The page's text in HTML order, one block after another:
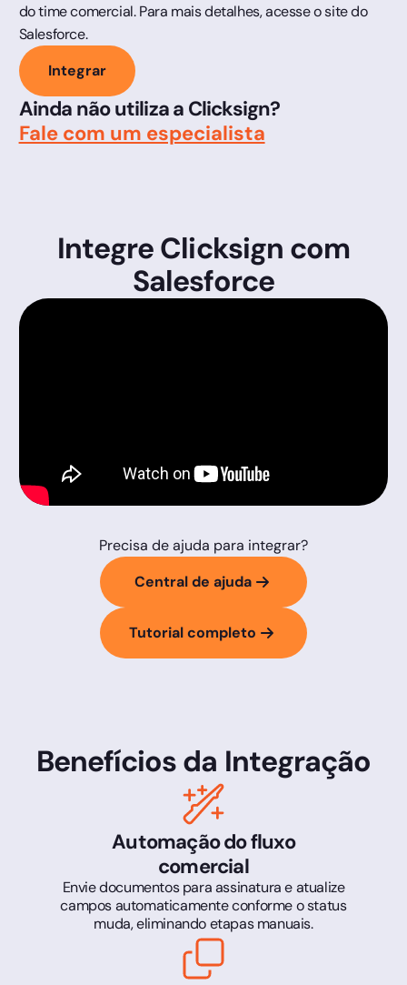
do time comercial. Para mais detalhes, acesse o site do
Salesforce.
Integrar
Ainda não utiliza a Clicksign?
Fale com um especialista
Integre Clicksign com
Salesforce
Precisa de ajuda para integrar?
Central de ajuda
Tutorial completo
Benefícios da Integração
Automação do fluxo
comercial
Envie documentos para assinatura e atualize
campos automaticamente conforme o status
muda, eliminando etapas manuais.